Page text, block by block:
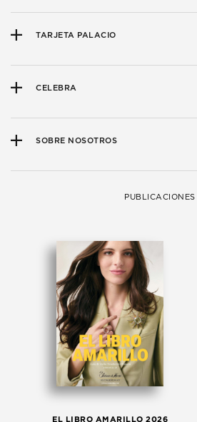
TARJETA PALACIO
CELEBRA
SOBRE NOSOTROS
PUBLICACIONES
EL LIBRO AMARILLO 2026